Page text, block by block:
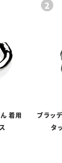
着用
ブラッ
タ